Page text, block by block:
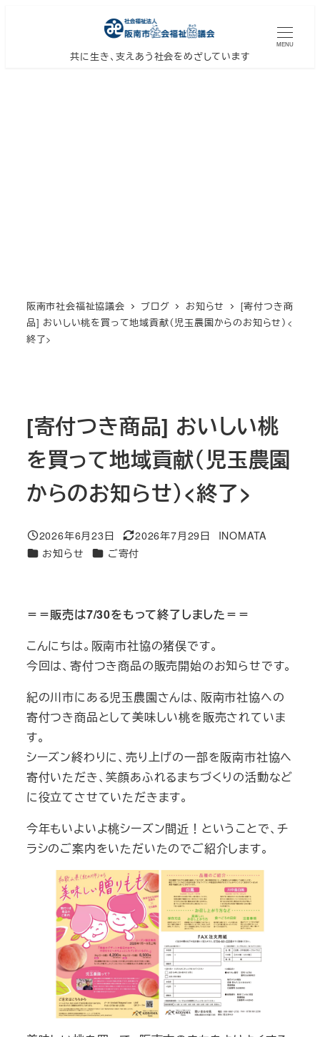
共に生き、支えあう社会をめざしています
MENU
阪南市社会福祉協議会 ブログ お知らせ
[寄付つき商
品] おいしい桃を買って地域貢献（児玉農園からのお知らせ）<
終了>
[寄付つき商品] おいしい桃
を買って地域貢献（児玉農園
からのお知らせ）<終了>
投稿日
2026年6月23日
更新日
2026年7月29日
著
INOMATA
カテゴリー
お知らせ カテゴリー
ご寄付
＝＝販売は7/30をもって終了しました＝＝
こんにちは。阪南市社協の猪俣です。
今回は、寄付つき商品の販売開始のお知らせです。
紀の川市にある児玉農園さんは、阪南市社協への
寄付つき商品として美味しい桃を販売されていま
す。
シーズン終わりに、売り上げの一部を阪南市社協へ
寄付いただき、笑顔あふれるまちづくりの活動など
に役立てさせていただきます。
今年もいよいよ桃シーズン間近！ということで、チ
ラシのご案内をいただいたのでご紹介します。